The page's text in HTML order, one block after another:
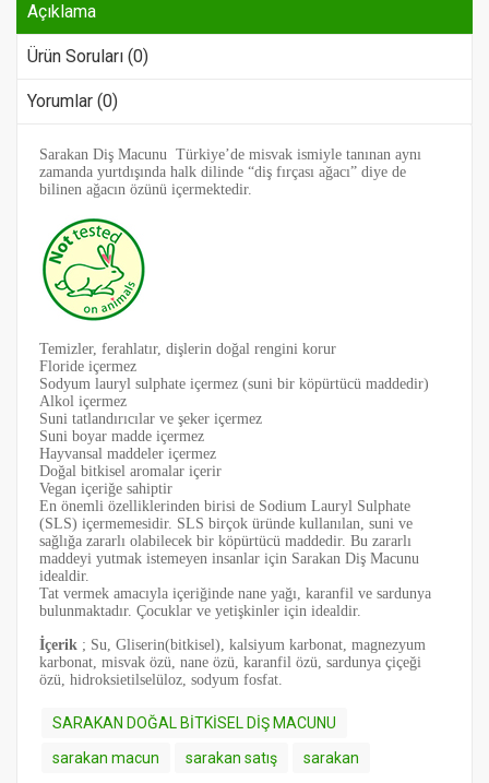
Açıklama
Ürün Soruları (0)
Yorumlar (0)
Sarakan Diş Macunu Türkiye’de misvak ismiyle tanınan aynı
zamanda yurtdışında halk dilinde “diş fırçası ağacı” diye de
bilinen ağacın özünü içermektedir.
Temizler, ferahlatır, dişlerin doğal rengini korur
Floride içermez
Sodyum lauryl sulphate içermez (suni bir köpürtücü maddedir)
Alkol içermez
Suni tatlandırıcılar ve şeker içermez
Suni boyar madde içermez
Hayvansal maddeler içermez
Doğal bitkisel aromalar içerir
Vegan içeriğe sahiptir
En önemli özelliklerinden birisi de Sodium Lauryl Sulphate
(SLS) içermemesidir. SLS birçok üründe kullanılan, suni ve
sağlığa zararlı olabilecek bir köpürtücü maddedir. Bu zararlı
maddeyi yutmak istemeyen insanlar için Sarakan Diş Macunu
idealdir.
Tat vermek amacıyla içeriğinde nane yağı, karanfil ve sardunya
bulunmaktadır. Çocuklar ve yetişkinler için idealdir.
İçerik ; Su, Gliserin(bitkisel), kalsiyum karbonat, magnezyum
karbonat, misvak özü, nane özü, karanfil özü, sardunya çiçeği
özü, hidroksietilselüloz, sodyum fosfat.
SARAKAN DOĞAL BİTKİSEL DİŞ MACUNU
sarakan macun
sarakan satış sarakan